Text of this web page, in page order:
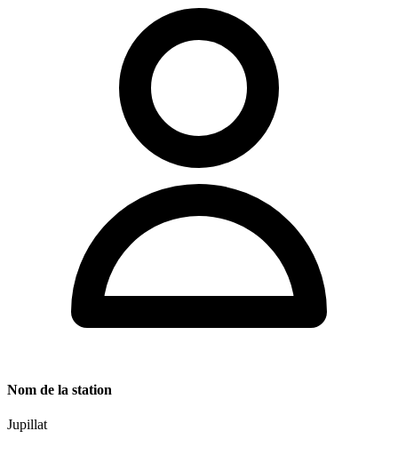
Nom de la station
Jupillat